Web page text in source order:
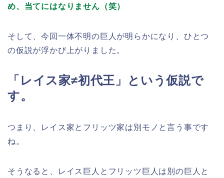
め、当てにはなりません（笑）
そして、今回一体不明の巨人が明らかになり、ひとつ
の仮説が浮かび上がりました。
「レイス家≠初代王」という仮説で
す。
つまり、レイス家とフリッツ家は別モノと言う事です
ね。
そうなると、レイス巨人とフリッツ巨人は別の巨人と